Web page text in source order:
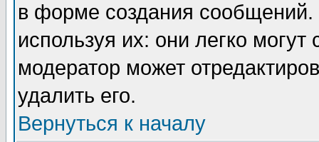
в форме создания сообщений.
используя их: они легко
модератор может
удалить его.
Вернуться к началу